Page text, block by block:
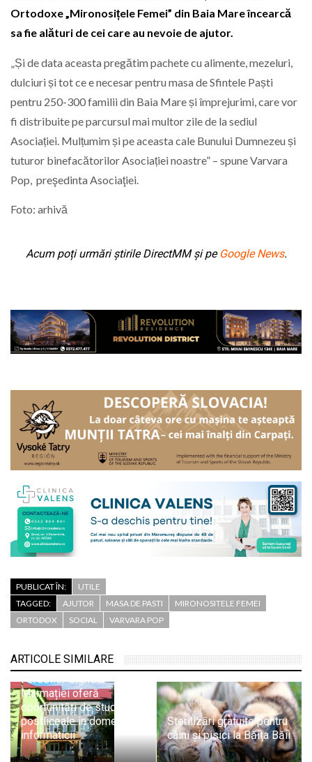
Ortodoxe „Mironosițele Femei” din Baia Mare încearcă
sa fie alături de cei care au nevoie de ajutor.
„Și de data aceasta pregătim pachete cu alimente, mezeluri,
dulciuri și tot ce e necesar pentru masa de Sfintele Paști
pentru 250-300 familii din Baia Mare și împrejurimi, care vor
fi distribuite pe parcursul mai multor zile de la sediul
Asociației. Mulțumim și pe aceasta cale Bunului Dumnezeu și
tuturor binefacătorilor Asociației noastre” – spune Varvara
Pop, preşedinta Asociaţiei.
Foto: arhivă
Acum poți urmări știrile DirectMM și pe Google News.
PUBLICAT ÎN:
UTILE
TAGGED:
AJUTOR MASA DE PASTI
MIRONOSITELE FEMEI
ORTODOX
SOCIAL VARVARA POP
ARTICOLE SIMILARE
Liceul Tehnologic
Forestier Sighetu
Marmației oferă
oportunități de studii
postliceale în domeniul
informaticii
Sterilizări gratuite pentru
câini și pisici la Băița Băii